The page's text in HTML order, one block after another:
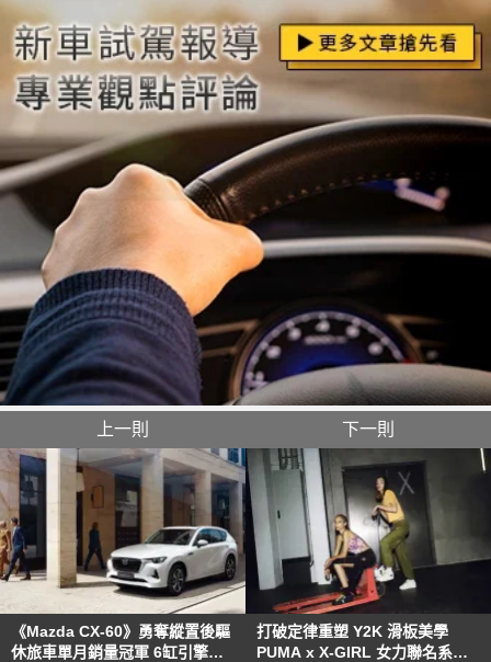
上一則
《Mazda CX-60》勇奪縱置後驅
休旅車單月銷量冠軍 6缸引擎車
下一則
打破定律重塑 Y2K 滑板美學
PUMA x X-GIRL 女力聯名系列